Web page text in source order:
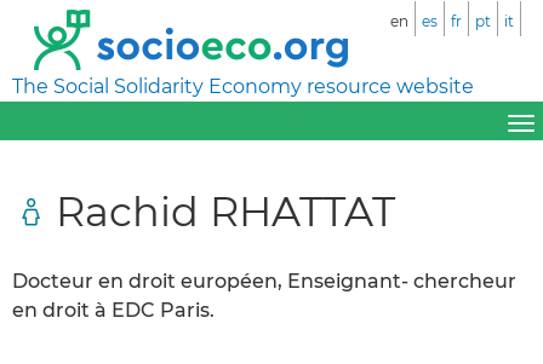
The Social Solidarity Economy resource website
en es fr pt it
Rachid RHATTAT
Docteur en droit européen, Enseignant- chercheur
en droit à EDC Paris.